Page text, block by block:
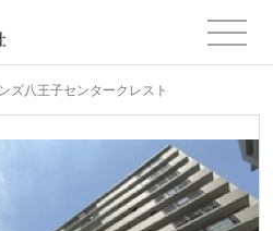
ズ八王子センタークレスト